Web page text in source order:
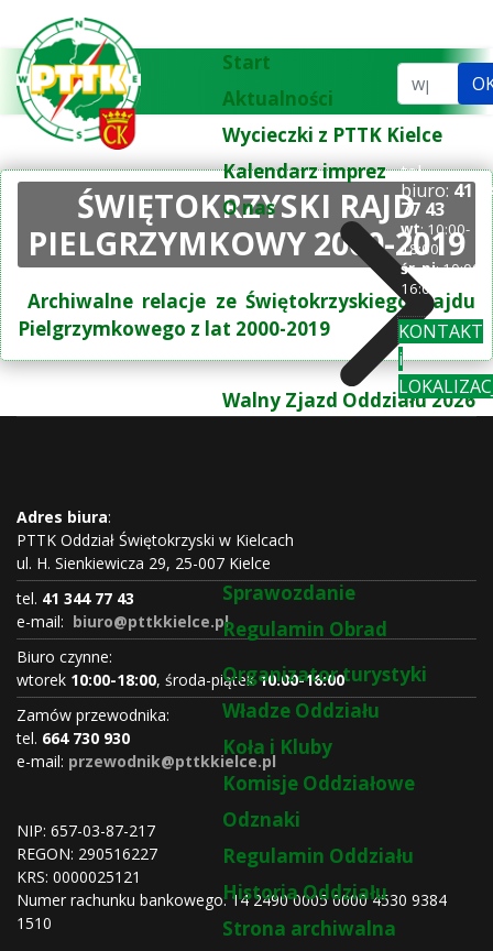
Start
Aktualności
Wycieczki z PTTK Kielce
Kalendarz imprez
O nas
Walny Zjazd Oddziału 2026
Sprawozdanie
Regulamin Obrad
Organizator turystyki
Władze Oddziału
Koła i Kluby
Komisje Oddziałowe
Odznaki
Regulamin Oddziału
Historia Oddziału
Strona archiwalna
Szukaj...
tel.
biuro: 41
77 43
wt: 10:00-
18:00
śr-pi: 10:00-
16:00
KONTAKT
i
ŚWIĘTOKRZYSKI RAJD
PIELGRZYMKOWY 2000-2019
Archiwalne relacje ze Świętokrzyskiego Rajdu
Pielgrzymkowego z lat 2000-2019
Adres biura:
PTTK Oddział Świętokrzyski w Kielcach
ul. H. Sienkiewicza 29, 25-007 Kielce
tel. 41 344 77 43
e-mail: biuro@pttkkielce.pl
Biuro czynne:
wtorek 10:00-18:00, środa-piątek10:00-16:00
Zamów przewodnika:
tel. 664 730 930
e-mail: przewodnik@pttkkielce.pl
NIP: 657-03-87-217
REGON: 290516227
KRS: 0000025121
Numer rachunku bankowego: 14 2490 0005 0000 4530 9384
1510